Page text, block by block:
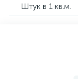
Штук в 1 кв.м.